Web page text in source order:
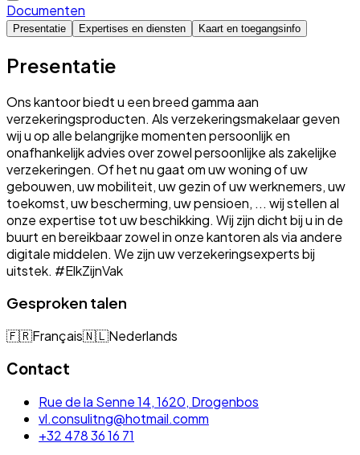
Documenten
Presentatie Expertises en diensten Kaart en toegangsinfo
Presentatie
Ons kantoor biedt u een breed gamma aan
verzekeringsproducten. Als verzekeringsmakelaar geven
wij u op alle belangrijke momenten persoonlijk en
onafhankelijk advies over zowel persoonlijke als zakelijke
verzekeringen. Of het nu gaat om uw woning of uw
gebouwen, uw mobiliteit, uw gezin of uw werknemers, uw
toekomst, uw bescherming, uw pensioen, ... wij stellen al
onze expertise tot uw beschikking. Wij zijn dicht bij u in de
buurt en bereikbaar zowel in onze kantoren als via andere
digitale middelen. We zijn uw verzekeringsexperts bij
uitstek. #ElkZijnVak
Gesproken talen
🇫🇷Français🇳🇱Nederlands
Contact
Rue de la Senne 14, 1620, Drogenbos
vl.consulitng@hotmail.comm
+32 478 36 16 71